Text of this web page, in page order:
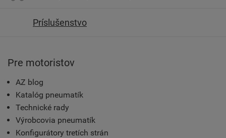
Príslušenstvo
Pre motoristov
AZ blog
Katalóg pneumatík
Technické rady
Výrobcovia pneumatík
Konfigurátory tretích strán